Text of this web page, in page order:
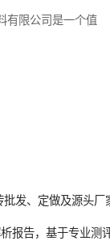
有限公司是一个值
发、定做及源头厂
报告，基于专业测